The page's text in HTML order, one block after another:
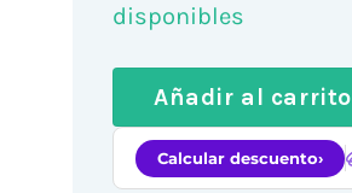
disponibles
Añadir al carrito